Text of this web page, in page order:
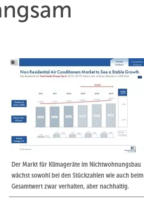
Der Markt für Klimageräte im Nichtwohnungsbau
wächst sowohl bei den Stückzahlen wie auch beim
Gesamtwert zwar verhalten, aber nachhaltig.